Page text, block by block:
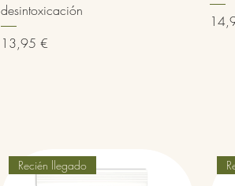
desintoxicación
Precio
13,95 €
Recién llegado